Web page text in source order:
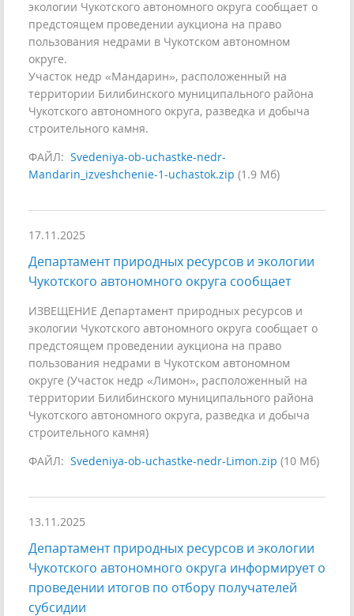
экологии Чукотского автономного округа сообщает о
предстоящем проведении аукциона на право
пользования недрами в Чукотском автономном
округе.
Участок недр «Мандарин», расположенный на
территории Билибинского муниципального района
Чукотского автономного округа, разведка и добыча
строительного камня.
ФАЙЛ: Svedeniya-ob-uchastke-nedr-
Mandarin_izveshchenie-1-uchastok.zip (1.9 Мб)
17.11.2025
Департамент природных ресурсов и экологии
Чукотского автономного округа сообщает
ИЗВЕЩЕНИЕ Департамент природных ресурсов и
экологии Чукотского автономного округа сообщает о
предстоящем проведении аукциона на право
пользования недрами в Чукотском автономном
округе (Участок недр «Лимон», расположенный на
территории Билибинского муниципального района
Чукотского автономного округа, разведка и добыча
строительного камня)
ФАЙЛ: Svedeniya-ob-uchastke-nedr-Limon.zip (10 Мб)
13.11.2025
Департамент природных ресурсов и экологии
Чукотского автономного округа информирует о
проведении итогов по отбору получателей
субсидии